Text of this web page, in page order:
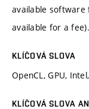
available software
available for a fee).
KLÍČOVÁ SLOVA
OpenCL, GPU,
KLÍČOVÁ SLOVA